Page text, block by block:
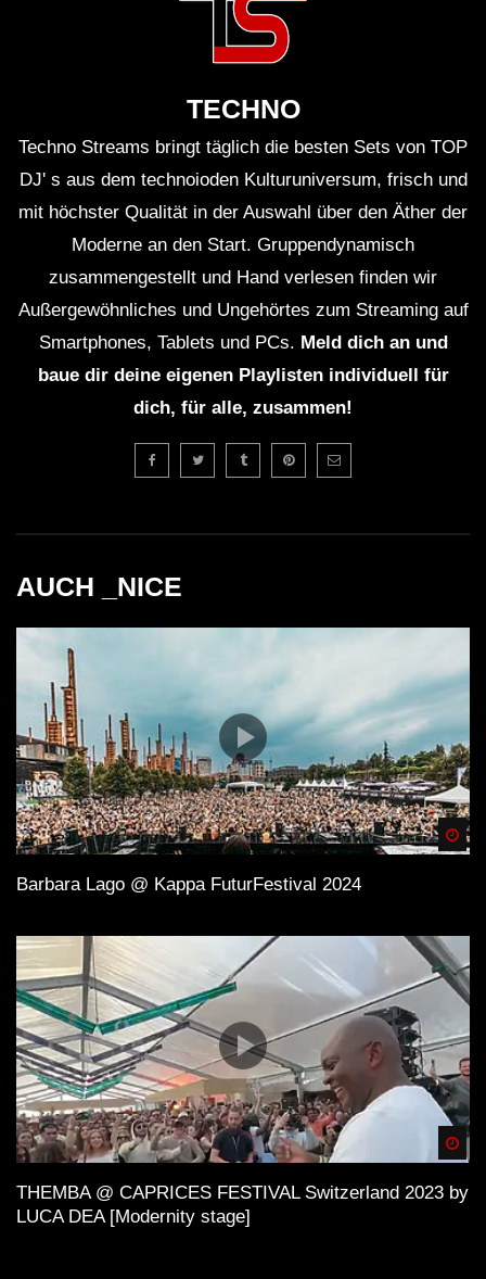
TECHNO
Techno Streams bringt täglich die besten Sets von TOP
DJ' s aus dem technoioden Kulturuniversum, frisch und
mit höchster Qualität in der Auswahl über den Äther der
Moderne an den Start. Gruppendynamisch
zusammengestellt und Hand verlesen finden wir
Außergewöhnliches und Ungehörtes zum Streaming auf
Smartphones, Tablets und PCs. Meld dich an und
baue dir deine eigenen Playlisten individuell für
dich, für alle, zusammen!
AUCH _NICE
Barbara Lago @ Kappa FuturFestival 2024
THEMBA @ CAPRICES FESTIVAL Switzerland 2023 by
LUCA DEA [Modernity stage]